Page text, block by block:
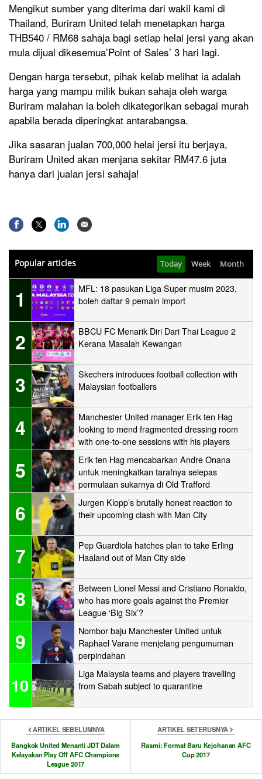
Mengikut sumber yang diterima dari wakil kami di
Thailand, Buriram United telah menetapkan harga
THB540 / RM68 sahaja bagi setiap helai jersi yang akan
mula dijual dikesemua’Point of Sales’ 3 hari lagi.
Dengan harga tersebut, pihak kelab melihat ia adalah
harga yang mampu milik bukan sahaja oleh warga
Buriram malahan ia boleh dikategorikan sebagai murah
apabila berada diperingkat antarabangsa.
Jika sasaran jualan 700,000 helai jersi itu berjaya,
Buriram United akan menjana sekitar RM47.6 juta
hanya dari jualan jersi sahaja!
Popular articles Today Week Month
1
MFL: 18 pasukan Liga Super musim 2023,
boleh daftar 9 pemain import
2
BBCU FC Menarik Diri Dari Thai League 2
Kerana Masalah Kewangan
3
Skechers introduces football collection with
Malaysian footballers
4
Manchester United manager Erik ten Hag
looking to mend fragmented dressing room
with one-to-one sessions with his players
5
Erik ten Hag mencabarkan Andre Onana
untuk meningkatkan tarafnya selepas
permulaan sukarnya di Old Trafford
6
Jurgen Klopp’s brutally honest reaction to
their upcoming clash with Man City
7
Pep Guardiola hatches plan to take Erling
Haaland out of Man City side
8
Between Lionel Messi and Cristiano Ronaldo,
who has more goals against the Premier
League ‘Big Six’?
9
Nombor baju Manchester United untuk
Raphael Varane menjelang pengumuman
perpindahan
10
Liga Malaysia teams and players travelling
from Sabah subject to quarantine
ARTIKEL SEBELUMNYA
Bangkok United Menanti JDT Dalam
Kelayakan Play Off AFC Champions
League 2017
ARTIKEL SETERUSNYA
Rasmi: Format Baru Kejohanan AFC
Cup 2017